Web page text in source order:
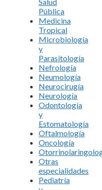
Pública
Medicina
Tropical
Microbiología
y
Parasitología
Nefrología
Neumología
Neurocirugía
Neurología
Odontología
y
Estomatología
Oftalmología
Oncología
Otras
especialidades
Pediatría